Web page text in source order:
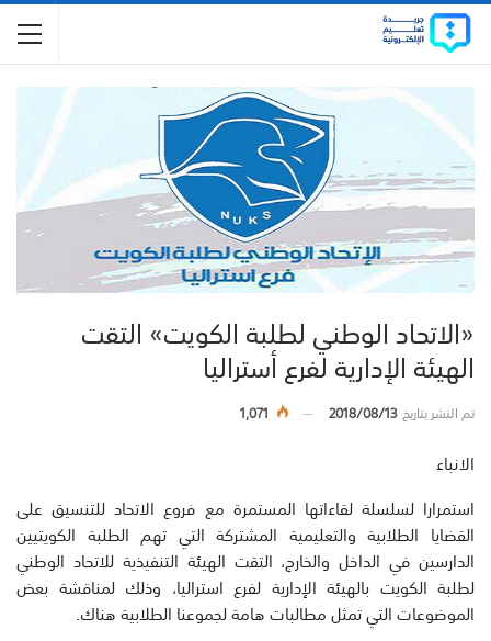
«الاتحاد الوطني لطلبة الكويت» التقت
الهيئة الإدارية لفرع أستراليا
تم النشر بتاريخ2018/08/13
1,071
الانباء
استمرارا لسلسلة لقاءاتها المستمرة مع فروع الاتحاد للتنسيق على
القضايا الطلابية والتعليمية المشتركة التي تهم الطلبة الكويتيين
الدارسين في الداخل والخارج، التقت الهيئة التنفيذية للاتحاد الوطني
لطلبة الكويت بالهيئة الإدارية لفرع استراليا، وذلك لمناقشة بعض
الموضوعات التي تمثل مطالبات هامة لجموعنا الطلابية هناك.